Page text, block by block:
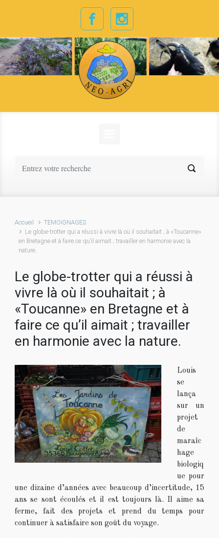
Skip to main content
Accueil
TEMOIGNAGES
Le globe-trotter qui a réussi à vivre là où il souhaitait ; à «Toucanne»
en Bretagne et à faire ce qu’il aimait ; travailler en harmonie avec la
nature.
Le globe-trotter qui a réussi à
vivre là où il souhaitait ; à
«Toucanne» en Bretagne et à
faire ce qu’il aimait ; travailler
en harmonie avec la nature.
Louis
se
lança
sur un
projet
de
maraîc
hage
biologiq
ue pour
une dizaine d’années avec beaucoup d’incertitude, 15
ans se sont écoulés et il est toujours là. Il aime sa
ferme, fait des projets et prend du temps pour
continuer à satisfaire son goût du voyage.